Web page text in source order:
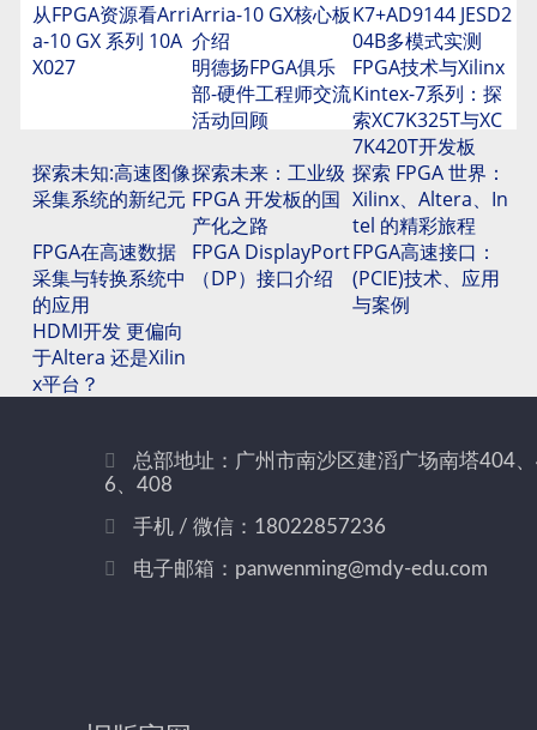
从FPGA资源看Arri
a-10 GX 系列 10A
X027
Arria-10 GX核心板
介绍
K7+AD9144 JESD2
04B多模式实测
明德扬FPGA俱乐
部-硬件工程师交流
活动回顾
FPGA技术与Xilinx
Kintex-7系列：探
索XC7K325T与XC
7K420T开发板
探索未知:高速图像
采集系统的新纪元
探索未来：工业级
FPGA 开发板的国
产化之路
探索 FPGA 世界：
Xilinx、Altera、In
tel 的精彩旅程
FPGA在高速数据
采集与转换系统中
的应用
FPGA DisplayPort
（DP）接口介绍
FPGA高速接口：
(PCIE)技术、应用
与案例
HDMI开发 更偏向
于Altera 还是Xilin
x平台？
总部地址：广州市南沙区建滔广场南塔404
6、408
手机 / 微信：18022857236
电子邮箱：panwenming@mdy-edu.com